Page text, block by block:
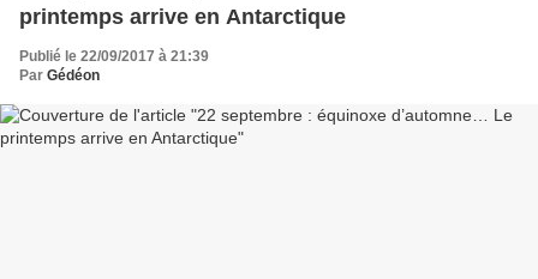
printemps arrive en Antarctique
Publié le 22/09/2017 à 21:39
Par Gédéon